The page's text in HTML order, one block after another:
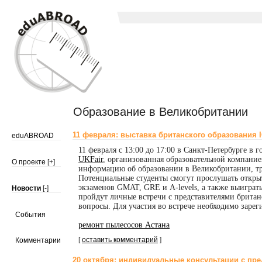
Образование в Великобритании
eduABROAD
О проекте [+]
Новости [-]
События
Комментарии
11 февраля: выставка британского
11 февраля с 13:00 до 17:00 в Санкт-Петербурге в
UKFair, организованная образовательной
информацию об образовании в Великобритании,
Потенциальные студенты смогут прослушать
экзаменов GMAT, GRE и A-levels, а также
пройдут личные встречи с представителями
вопросы. Для участия во встрече необходимо
ремонт пылесосов Астана
[оставить комментарий ]
20 октября: индивидуальные консультации с